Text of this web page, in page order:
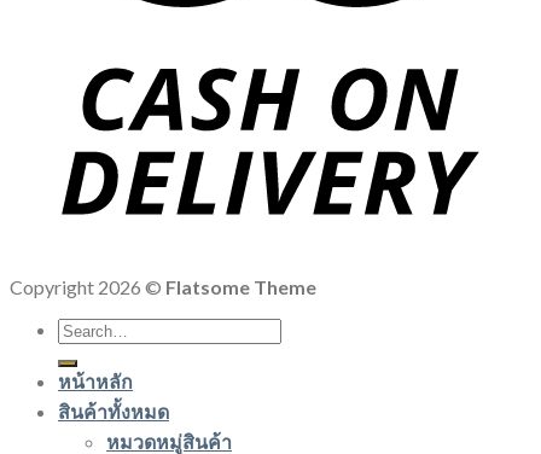
Copyright 2026 © Flatsome Theme
Search
for:
หน้าหลัก
สินค้าทั้งหมด
หมวดหมู่สินค้า